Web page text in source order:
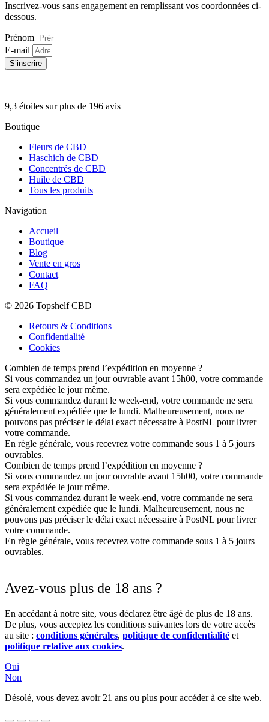
Inscrivez-vous sans engagement en remplissant vos coordonnées ci-
dessous.
Prénom
E-mail
S’inscrire
9,3 étoiles sur plus de 196 avis
Boutique
Fleurs de CBD
Haschich de CBD
Concentrés de CBD
Huile de CBD
Tous les produits
Navigation
Accueil
Boutique
Blog
Vente en gros
Contact
FAQ
© 2026 Topshelf CBD
Retours & Conditions
Confidentialité
Cookies
Combien de temps prend l’expédition en moyenne ?
Si vous commandez un jour ouvrable avant 15h00, votre commande
sera expédiée le jour même.
Si vous commandez durant le week-end, votre commande ne sera
généralement expédiée que le lundi. Malheureusement, nous ne
pouvons pas préciser le délai exact nécessaire à PostNL pour livrer
votre commande.
En règle générale, vous recevrez votre commande sous 1 à 5 jours
ouvrables.
Combien de temps prend l’expédition en moyenne ?
Si vous commandez un jour ouvrable avant 15h00, votre commande
sera expédiée le jour même.
Si vous commandez durant le week-end, votre commande ne sera
généralement expédiée que le lundi. Malheureusement, nous ne
pouvons pas préciser le délai exact nécessaire à PostNL pour livrer
votre commande.
En règle générale, vous recevrez votre commande sous 1 à 5 jours
ouvrables.
Avez-vous plus de 18 ans ?
En accédant à notre site, vous déclarez être âgé de plus de 18 ans.
De plus, vous acceptez les conditions suivantes lors de votre accès
au site : conditions générales, politique de confidentialité et
politique relative aux cookies.
Oui
Non
Désolé, vous devez avoir 21 ans ou plus pour accéder à ce site web.